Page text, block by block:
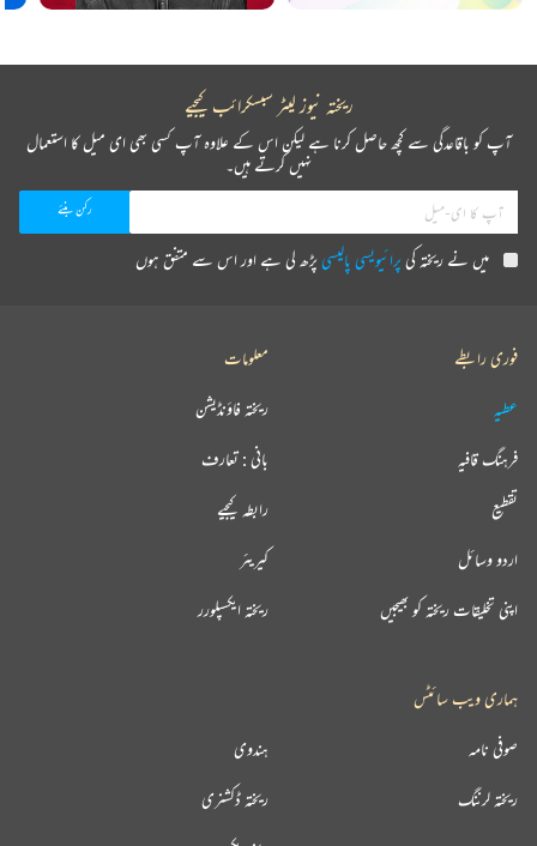
ریختہ نیوز لیٹر سبسکرائب کیجیے
آپ کو باقاعدگی سے کچھ حاصل کرنا ہے لیکن اس کے علاوہ آپ کسی بھی ای میل کا استعمال
نہیں کرتے ہیں۔
میں نے ریختہ کیپرائیویسی پالیسیپڑھ لی ہے اور اس سے متفق ہوں
فوری رابطے
عطیہ
فرہنگ قافیہ
تقطیع
اردو وسائل
اپنی تخلیقات ریختہ کو بھیجیں
معلومات
ریختہ فاؤنڈیشن
بانی : تعارف
رابطہ کیجیے
کیریئر
ریختہ ایکسپلورر
ہماری ویب سائٹس
ہندوی صوفی نامہ
ریختہ ڈکشنری ریختہ لرننگ